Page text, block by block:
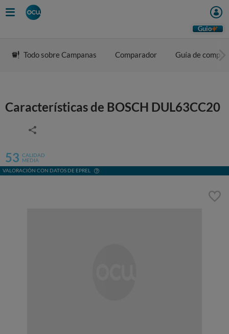
Guio
Todo sobre Campanas Comparador Guía de compra
Características de BOSCH DUL63CC20
53 CALIDAD
MEDIA
VALORACIÓN CON DATOS DE EPREL